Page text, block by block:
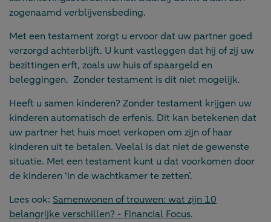
zogenaamd verblijvensbeding.
Met een testament zorgt u ervoor dat uw partner goed
verzorgd achterblijft. U kunt vastleggen dat hij of zij uw
bezittingen erft, zoals uw huis of spaargeld en
beleggingen. Zonder testament is dit niet mogelijk.
Heeft u samen kinderen? Zonder testament krijgen uw
kinderen automatisch de erfenis. Dit kan betekenen dat
uw partner het huis moet verkopen om zijn of haar
kinderen uit te betalen. Veelal is dat niet de gewenste
situatie. Met een testament kunt u dat voorkomen door
de kinderen ‘in de wachtkamer te zetten’.
Lees ook: Samenwonen of trouwen: wat zijn 10
belangrijke verschillen? - Financial Focus.